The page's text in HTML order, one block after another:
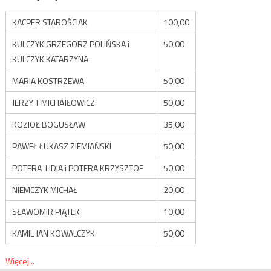
KACPER STAROŚCIAK
100,00
KULCZYK GRZEGORZ POLIŃSKA i
KULCZYK KATARZYNA
50,00
MARIA KOSTRZEWA
50,00
JERZY T MICHAJŁOWICZ
50,00
KOZIOŁ BOGUSŁAW
35,00
PAWEŁ ŁUKASZ ZIEMIAŃSKI
50,00
POTERA LIDIA i POTERA KRZYSZTOF
50,00
NIEMCZYK MICHAŁ
20,00
SŁAWOMIR PIĄTEK
10,00
KAMIL JAN KOWALCZYK
50,00
Więcej...